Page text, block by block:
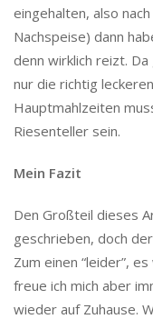
eingehalten, also
Nachspeise) dann
denn wirklich reizt.
nur die richtig
Hauptmahlzeiten
Riesenteller sein.
Mein Fazit
Den Großteil dieses
geschrieben, doch
Zum einen “leider”,
freue ich mich aber
wieder auf Zuhause.